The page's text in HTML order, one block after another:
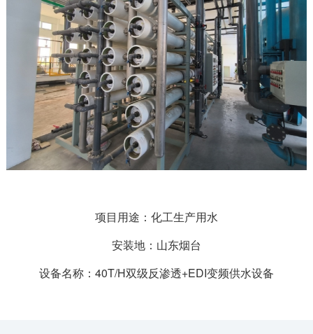
项目用途：化工生产用水
安装地：山东烟台
设备名称：40T/H双级反渗透+EDI变频供水设备